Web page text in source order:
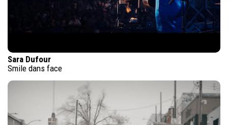
Sara Dufour
Smile dans face